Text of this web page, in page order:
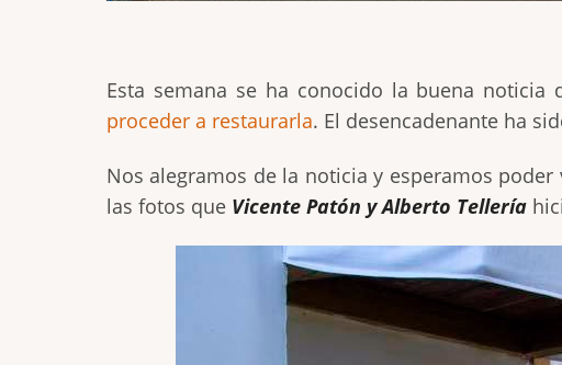
Esta semana se ha conocido la buena noticia
proceder a restaurarla. El desencadenante ha
Nos alegramos de la noticia y esperamos
las fotos que Vicente Patón y Alberto Tellería